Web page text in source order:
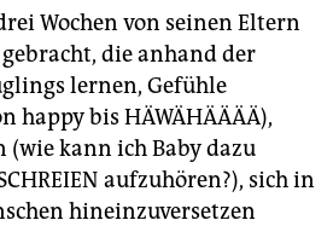
Wochen von seinen Eltern
die anhand der
lernen, Gefühle
happy bis HÄWÄHÄÄÄÄ),
(wie kann ich Baby dazu
aufzuhören?), sich in
hineinzuversetzen